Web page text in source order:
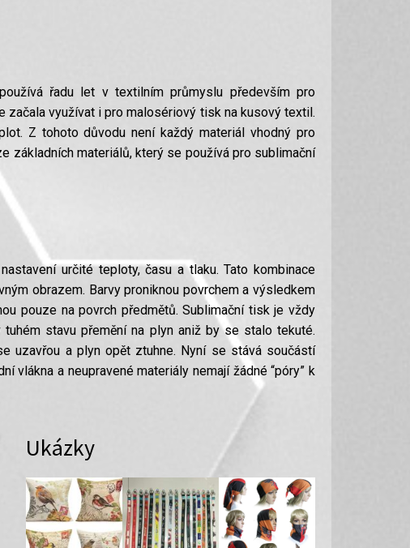
řadu let v textilním průmyslu především pro
využívat i pro malosériový tisk na kusový textil.
Z tohoto důvodu není každý materiál vhodný pro
základních materiálů, který se používá pro sublimační
určité teploty, času a tlaku. Tato kombinace
obrazem. Barvy proniknou povrchem a výsledkem
pouze na povrch předmětů. Sublimační tisk je vždy
stavu přemění na plyn aniž by se stalo tekuté.
uzavřou a plyn opět ztuhne. Nyní se stává součástí
vlákna a neupravené materiály nemají žádné “póry” k
Ukázky